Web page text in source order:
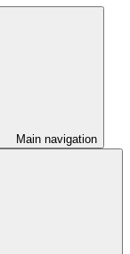
Main navigation